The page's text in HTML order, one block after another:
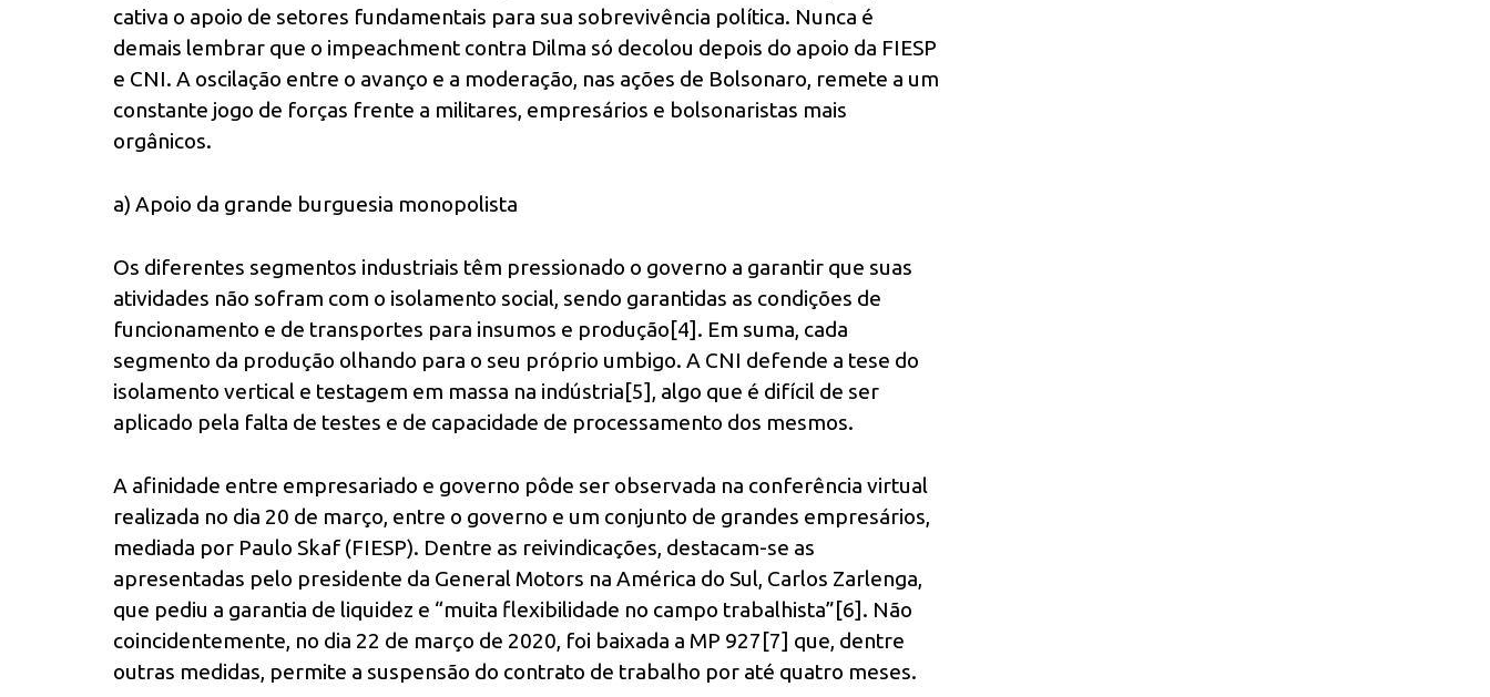
cativa o apoio de setores fundamentais para sua sobrevivência política. Nunca é
demais lembrar que o impeachment contra Dilma só decolou depois do apoio da FIESP
e CNI. A oscilação entre o avanço e a moderação, nas ações de Bolsonaro, remete a um
constante jogo de forças frente a militares, empresários e bolsonaristas mais
orgânicos.
a) Apoio da grande burguesia monopolista
Os diferentes segmentos industriais têm pressionado o governo a garantir que suas
atividades não sofram com o isolamento social, sendo garantidas as condições de
funcionamento e de transportes para insumos e produção[4]. Em suma, cada
segmento da produção olhando para o seu próprio umbigo. A CNI defende a tese do
isolamento vertical e testagem em massa na indústria[5], algo que é difícil de ser
aplicado pela falta de testes e de capacidade de processamento dos mesmos.
A afinidade entre empresariado e governo pôde ser observada na conferência virtual
realizada no dia 20 de março, entre o governo e um conjunto de grandes empresários,
mediada por Paulo Skaf (FIESP). Dentre as reivindicações, destacam-se as
apresentadas pelo presidente da General Motors na América do Sul, Carlos Zarlenga,
que pediu a garantia de liquidez e “muita flexibilidade no campo trabalhista”[6]. Não
coincidentemente, no dia 22 de março de 2020, foi baixada a MP 927[7] que, dentre
outras medidas, permite a suspensão do contrato de trabalho por até quatro meses.